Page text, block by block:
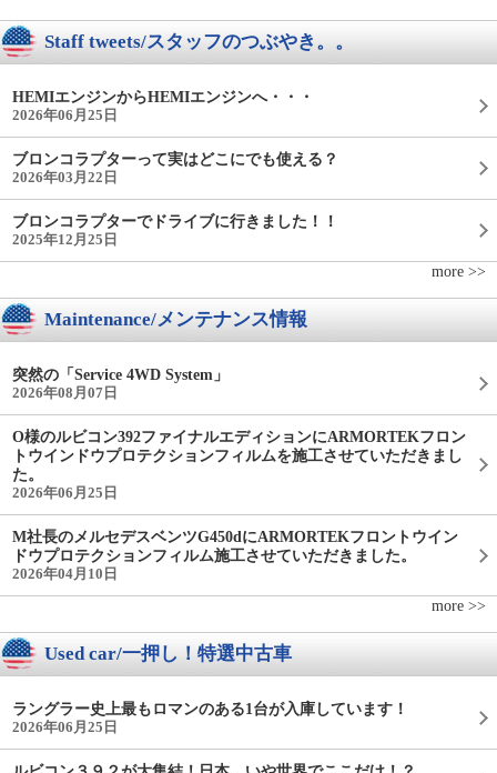
Staff tweets/スタッフのつぶやき。。
HEMIエンジンからHEMIエンジンへ・・・
2026年06月25日
ブロンコラプターって実はどこにでも使える？
2026年03月22日
ブロンコラプターでドライブに行きました！！
2025年12月25日
more >>
Maintenance/メンテナンス情報
突然の「Service 4WD System」
2026年08月07日
O様のルビコン392ファイナルエディションにARMORTEKフロン
トウインドウプロテクションフィルムを施工させていただきまし
た。
2026年06月25日
M社長のメルセデスベンツG450dにARMORTEKフロントウイン
ドウプロテクションフィルム施工させていただきました。
2026年04月10日
more >>
Used car/一押し！特選中古車
ラングラー史上最もロマンのある1台が入庫しています！
2026年06月25日